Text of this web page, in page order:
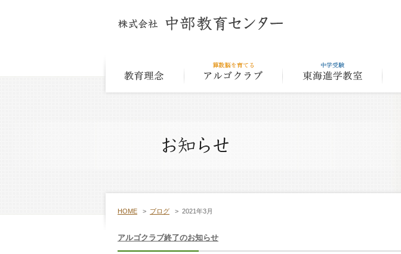
教育理念 アルゴクラブ
HOME > ブログ > 2021年3月
アルゴクラブ終了のお知らせ